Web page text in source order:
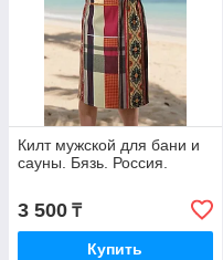
Килт мужской для бани и
сауны. Бязь. Россия.
3 500 ₸
Купить